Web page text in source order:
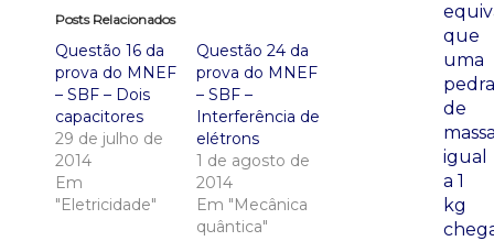
Posts Relacionados
Questão 16 da
prova do MNEF
– SBF – Dois
capacitores
29 de julho de
2014
Em
"Eletricidade"
Questão 24 da
prova do MNEF
– SBF –
Interferência de
elétrons
1 de agosto de
2014
Em "Mecânica
quântica"
que
uma
pedra
de
igual
a 1
kg